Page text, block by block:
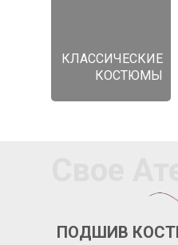
КЛАССИЧЕСКИЕ
КОСТЮМЫ
Свое
ПОДШИВ